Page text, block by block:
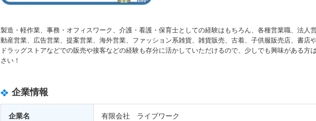
製造・軽作業、事務・オフィスワーク、介護・看護・保育士としての経験はもちろん、各種営業職、法人
動産営業、広告営業、提案営業、海外営業、ファッション系雑貨、雑貨販売、古着、子供服販売店、書店
ドラッグストアなどでの販売や接客などの経験も存分に活かしていただけるので、少しでも興味がある方
さい！
企業情報
企業名 有限会社 ライブワーク